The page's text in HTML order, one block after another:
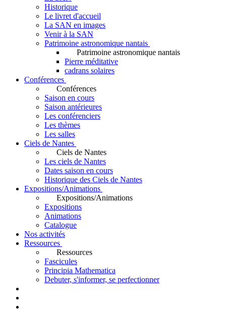
Historique
Le livret d'accueil
La SAN en images
Venir à la SAN
Patrimoine astronomique nantais
Patrimoine astronomique nantais
Pierre méditative
cadrans solaires
Conférences
Conférences
Saison en cours
Saison antérieures
Les conférenciers
Les thèmes
Les salles
Ciels de Nantes
Ciels de Nantes
Les ciels de Nantes
Dates saison en cours
Historique des Ciels de Nantes
Expositions/Animations
Expositions/Animations
Expositions
Animations
Catalogue
Nos activités
Ressources
Ressources
Fascicules
Principia Mathematica
Debuter, s'informer, se perfectionner